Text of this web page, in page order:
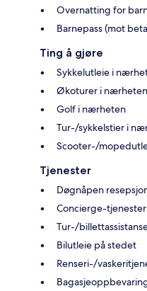
Overnatting for
Barnepass (mot
Ting å gjøre
Sykkelutleie i
Økoturer i nærheten
Golf i nærheten
Tur-/sykkelstier i
Scooter-/
Tjenester
Døgnåpen
Concierge-tjenester
Tur-/
Bilutleie på stedet
Renseri-/